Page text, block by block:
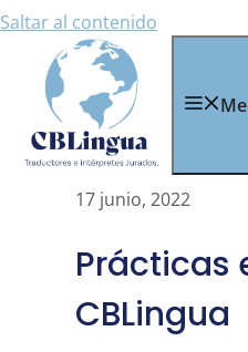
Saltar al contenido
17 junio, 2022
Prácticas
CBLingua